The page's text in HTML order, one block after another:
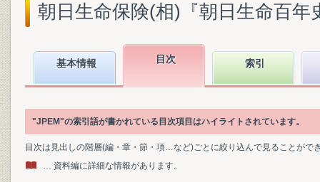
朝日生命保険(相)『朝日生命百年
基本情報 目次 索引
"JPEM"の索引語が書かれている目次項目はハイライトされています。
目次は見出しの階層(編・章・節・項…など)ごとに絞り込んで見ることがで
… 資料編に詳細な情報があります。